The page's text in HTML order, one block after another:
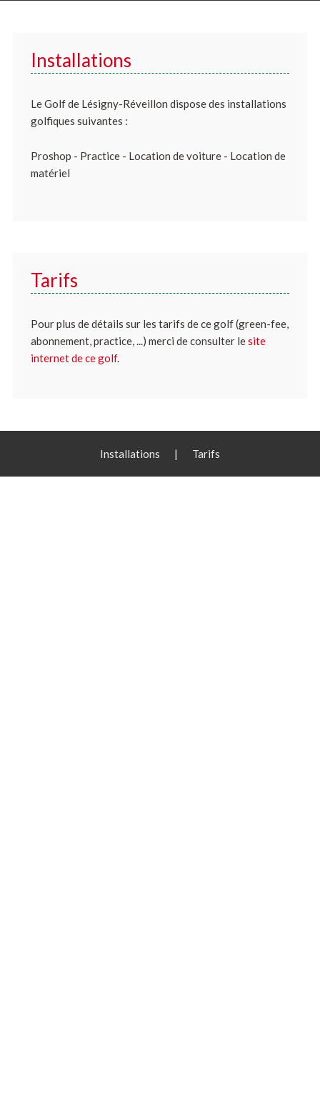
Installations
Le Golf de Lésigny-Réveillon dispose des installations
golfiques suivantes :
Proshop - Practice - Location de voiture - Location de
matériel
Tarifs
Pour plus de détails sur les tarifs de ce golf (green-fee,
abonnement, practice, ...) merci de consulter lesite
internet de ce golf.
Installations | Tarifs